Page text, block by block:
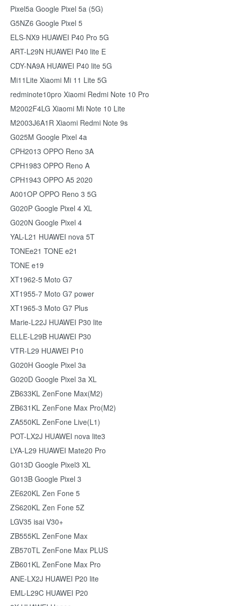
Pixel5a Google Pixel 5a (5G)
G5NZ6 Google Pixel 5
ELS-NX9 HUAWEI P40 Pro 5G
ART-L29N HUAWEI P40 lite E
CDY-NA9A HUAWEI P40 lite 5G
Mi11Lite Xiaomi Mi 11 Lite 5G
redminote10pro Xiaomi Redmi Note 10 Pro
M2002F4LG Xiaomi Mi Note 10 Lite
M2003J6A1R Xiaomi Redmi Note 9s
G025M Google Pixel 4a
CPH2013 OPPO Reno 3A
CPH1983 OPPO Reno A
CPH1943 OPPO A5 2020
A001OP OPPO Reno 3 5G
G020P Google Pixel 4 XL
G020N Google Pixel 4
YAL-L21 HUAWEI nova 5T
TONEe21 TONE e21
TONE e19
XT1962-5 Moto G7
XT1955-7 Moto G7 power
XT1965-3 Moto G7 Plus
Marie-L22J HUAWEI P30 lite
ELLE-L29B HUAWEI P30
VTR-L29 HUAWEI P10
G020H Google Pixel 3a
G020D Google Pixel 3a XL
ZB633KL ZenFone Max(M2)
ZB631KL ZenFone Max Pro(M2)
ZA550KL ZenFone Live(L1)
POT-LX2J HUAWEI nova lite3
LYA-L29 HUAWEI Mate20 Pro
G013D Google Pixel3 XL
G013B Google Pixel 3
ZE620KL Zen Fone 5
ZS620KL Zen Fone 5Z
LGV35 isai V30+
ZB555KL ZenFone Max
ZB570TL ZenFone Max PLUS
ZB601KL ZenFone Max Pro
ANE-LX2J HUAWEI P20 lite
EML-L29C HUAWEI P20